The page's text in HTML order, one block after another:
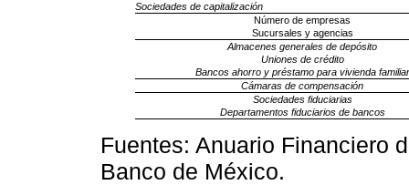
Sociedades de capitalización
Número de empresas
Sucursales y agencias
Almacenes generales de depósito
Uniones de crédito
Bancos ahorro y préstamo para vivienda familiar
Cámaras de compensación
Sociedades fiduciarias
Departamentos fiduciarios de bancos
Fuentes: Anuario Financiero
Banco de México.